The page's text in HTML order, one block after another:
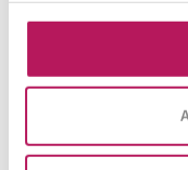
Magazin,
Immer